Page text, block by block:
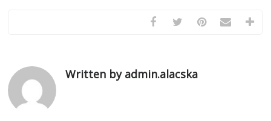
Written by admin.alacska